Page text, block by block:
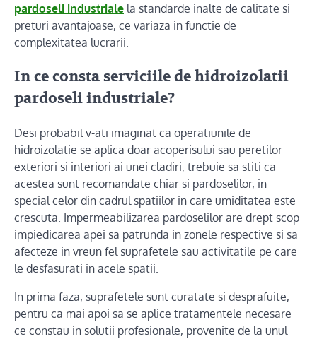
pardoseli industriale la standarde inalte de calitate si
preturi avantajoase, ce variaza in functie de
complexitatea lucrarii.
In ce consta serviciile dehidroizolatii
pardoseli industriale?
Desi probabil v-ati imaginat ca operatiunile de
hidroizolatie se aplica doar acoperisului sau peretilor
exteriori si interiori ai unei cladiri, trebuie sa stiti ca
acestea sunt recomandate chiar si pardoselilor, in
special celor din cadrul spatiilor in care umiditatea este
crescuta. Impermeabilizarea pardoselilor are drept scop
impiedicarea apei sa patrunda in zonele respective si sa
afecteze in vreun fel suprafetele sau activitatile pe care
le desfasurati in acele spatii.
In prima faza, suprafetele sunt curatate si desprafuite,
pentru ca mai apoi sa se aplice tratamentele necesare
ce constau in solutii profesionale, provenite de la unul